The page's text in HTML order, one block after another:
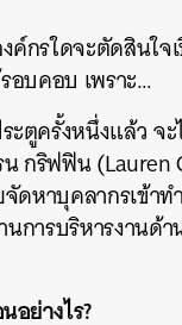
กรใดจะตัดสินใจ
อบคอบ เพราะ…
ะตูครั้งหนึ่งแล้ว จ
น กริฟฟิน (Lauren
ดหาบุคลากรเข้า
การบริหารงานด้
อย่างไร?